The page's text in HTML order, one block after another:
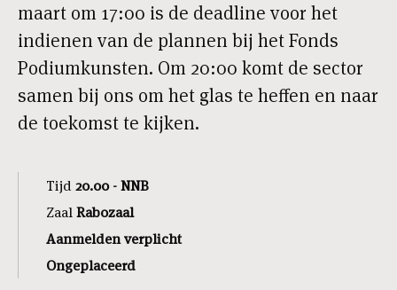
maart om 17:00 is de deadline voor het
indienen van de plannen bij het Fonds
Podiumkunsten. Om 20:00 komt de sector
samen bij ons om het glas te heffen en naar
de toekomst te kijken.
Tijd 20.00 - NNB
Zaal Rabozaal
Aanmelden verplicht
Ongeplaceerd